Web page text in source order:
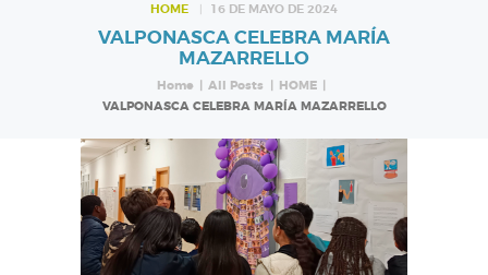
HOME 16 DE MAYO DE 2024
VALPONASCA CELEBRA MARÍA
MAZARRELLO
Home All Posts
HOME
VALPONASCA CELEBRA MARÍA MAZARRELLO
QUIÉNES SOMOS
NUESTRA
INSPECTORÍA
QUÉ HACEMOS
NOTICIAS